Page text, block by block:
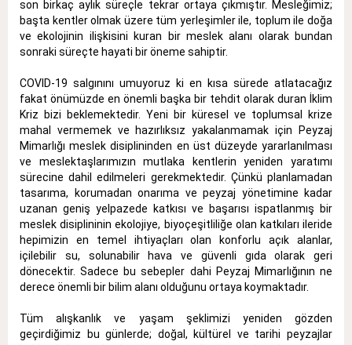
son birkaç aylık süreçle tekrar ortaya çıkmıştır. Mesleğimiz;
başta kentler olmak üzere tüm yerleşimler ile, toplum ile doğa
ve ekolojinin ilişkisini kuran bir meslek alanı olarak bundan
sonraki süreçte hayati bir öneme sahiptir.
COVID-19 salgınını umuyoruz ki en kısa sürede atlatacağız
fakat önümüzde en önemli başka bir tehdit olarak duran İklim
Kriz bizi beklemektedir. Yeni bir küresel ve toplumsal krize
mahal vermemek ve hazırlıksız yakalanmamak için Peyzaj
Mimarlığı meslek disiplininden en üst düzeyde yararlanılması
ve meslektaşlarımızın mutlaka kentlerin yeniden yaratımı
sürecine dahil edilmeleri gerekmektedir. Çünkü planlamadan
tasarıma, korumadan onarıma ve peyzaj yönetimine kadar
uzanan geniş yelpazede katkısı ve başarısı ispatlanmış bir
meslek disiplininin ekolojiye, biyoçeşitliliğe olan katkıları ileride
hepimizin en temel ihtiyaçları olan konforlu açık alanlar,
içilebilir su, solunabilir hava ve güvenli gıda olarak geri
dönecektir. Sadece bu sebepler dahi Peyzaj Mimarlığının ne
derece önemli bir bilim alanı olduğunu ortaya koymaktadır.
Tüm alışkanlık ve yaşam şeklimizi yeniden gözden
geçirdiğimiz bu günlerde; doğal, kültürel ve tarihi peyzajlar